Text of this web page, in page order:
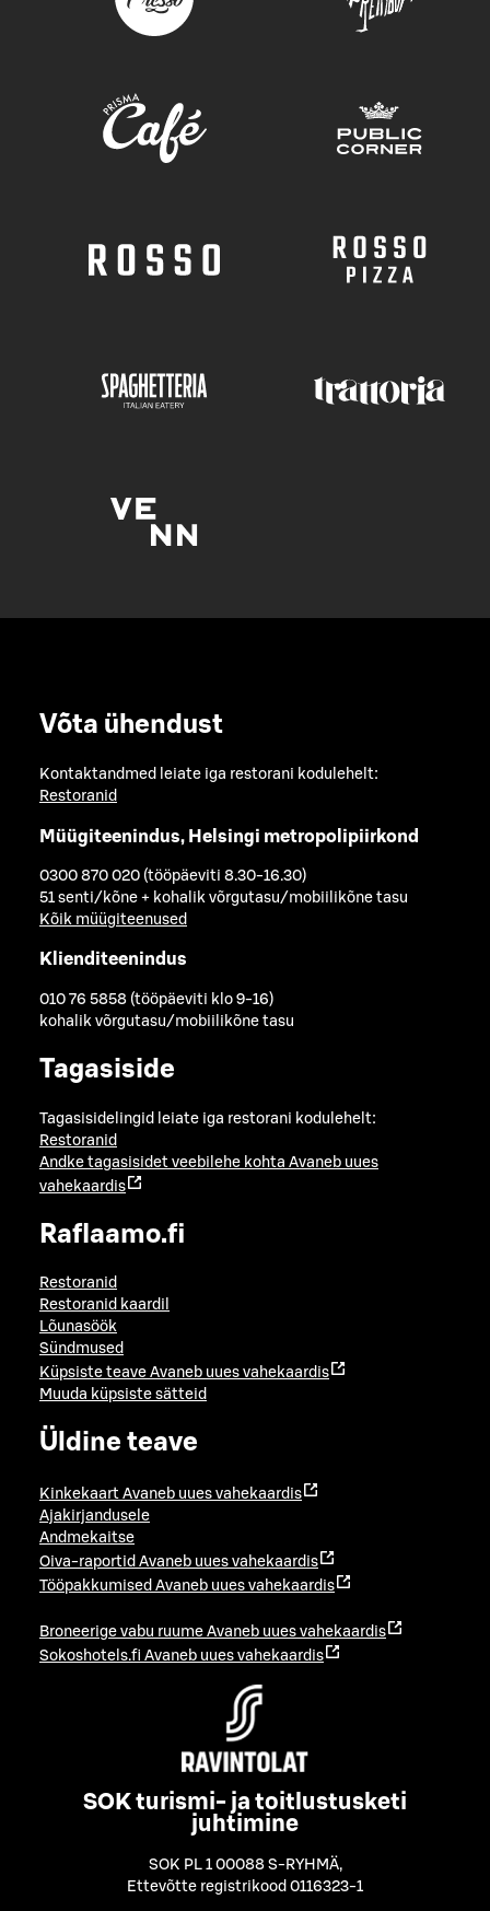
Võta ühendust
Kontaktandmed leiate iga restorani kodulehelt:
Restoranid
Müügiteenindus, Helsingi metropolipiirkond
0300 870 020 (tööpäeviti 8.30-16.30)
51 senti/kõne + kohalik võrgutasu/mobiilikõne tasu
Kõik müügiteenused
Klienditeenindus
010 76 5858 (tööpäeviti klo 9-16)
kohalik võrgutasu/mobiilikõne tasu
Tagasiside
Tagasisidelingid leiate iga restorani kodulehelt:
Restoranid
Andke tagasisidet veebilehe kohta Avaneb uues
vahekaardis
Raflaamo.fi
Restoranid
Restoranid kaardil
Lõunasöök
Sündmused
Küpsiste teave Avaneb uues vahekaardis
Muuda küpsiste sätteid
Üldine teave
Kinkekaart Avaneb uues vahekaardis
Ajakirjandusele
Andmekaitse
Oiva-raportid Avaneb uues vahekaardis
Tööpakkumised Avaneb uues vahekaardis
Broneerige vabu ruume Avaneb uues vahekaardis
Sokoshotels.fi Avaneb uues vahekaardis
SOK turismi- ja toitlustusketi
juhtimine
SOK PL 1 00088 S-RYHMÄ,
Ettevõtte registrikood 0116323-1